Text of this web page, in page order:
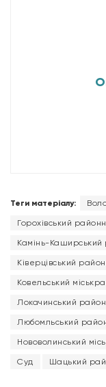
Теги матеріалу:
Горохівський
Камінь-Каширський
Ківерцівський
Ковельський
Локачинський
Любомльський
Нововолинський
Суд Шацький